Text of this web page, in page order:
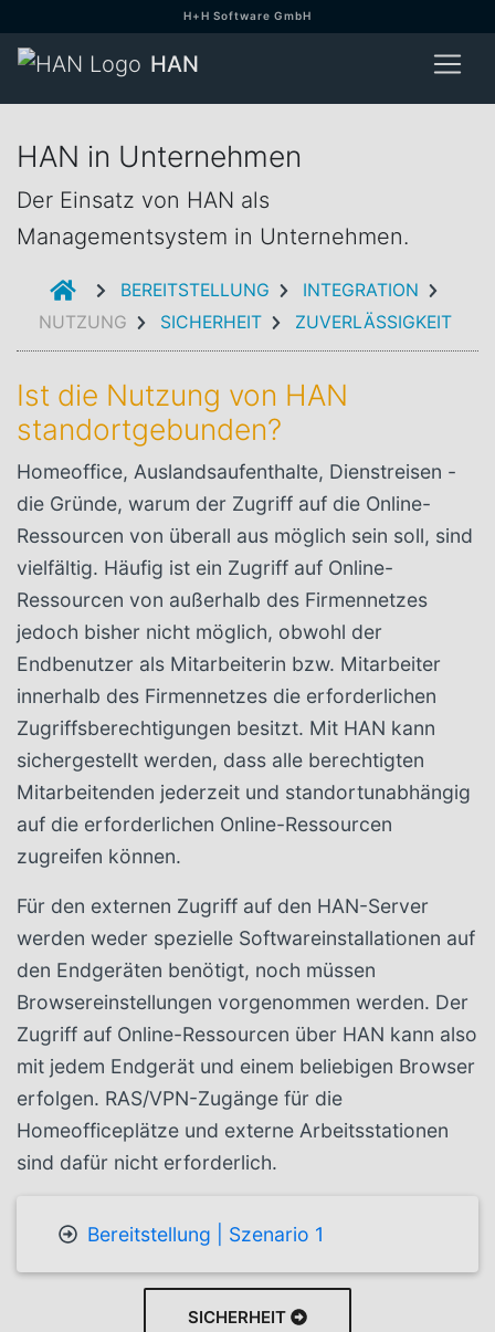
H+H Software GmbH
HAN
HAN in Unternehmen
Der Einsatz von HAN als
Managementsystem in Unternehmen.
EINFÜHRUNGBEREITSTELLUNG
INTEGRATION
NUTZUNG
SICHERHEIT ZUVERLÄSSIGKEIT
Ist die Nutzung von HAN
standortgebunden?
Homeoffice, Auslandsaufenthalte, Dienstreisen -
die Gründe, warum der Zugriff auf die Online-
Ressourcen von überall aus möglich sein soll, sind
vielfältig. Häufig ist ein Zugriff auf Online-
Ressourcen von außerhalb des Firmennetzes
jedoch bisher nicht möglich, obwohl der
Endbenutzer als Mitarbeiterin bzw. Mitarbeiter
innerhalb des Firmennetzes die erforderlichen
Zugriffsberechtigungen besitzt. Mit HAN kann
sichergestellt werden, dass alle berechtigten
Mitarbeitenden jederzeit und standortunabhängig
auf die erforderlichen Online-Ressourcen
zugreifen können.
Für den externen Zugriff auf den HAN-Server
werden weder spezielle Softwareinstallationen auf
den Endgeräten benötigt, noch müssen
Browsereinstellungen vorgenommen werden. Der
Zugriff auf Online-Ressourcen über HAN kann also
mit jedem Endgerät und einem beliebigen Browser
erfolgen. RAS/VPN-Zugänge für die
Homeofficeplätze und externe Arbeitsstationen
sind dafür nicht erforderlich.
Bereitstellung | Szenario 1
SICHERHEIT